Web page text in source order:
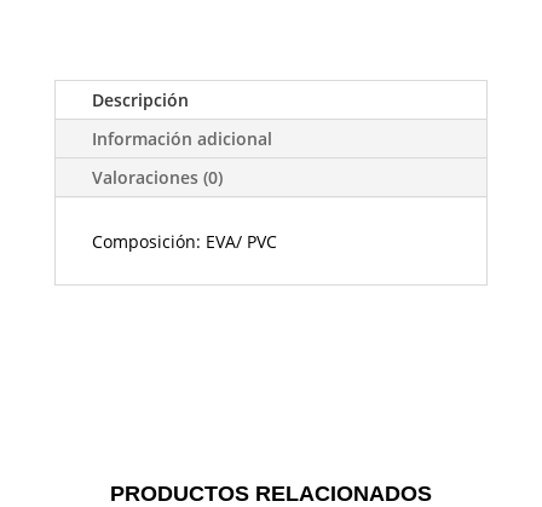
Descripción
Información adicional
Valoraciones (0)
Composición: EVA/ PVC
PRODUCTOS RELACIONADOS